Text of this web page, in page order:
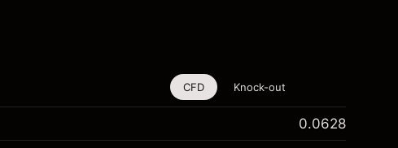
CFD Knock-out
0.0628